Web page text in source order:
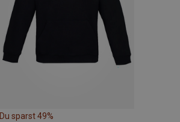
Du sparst 49%